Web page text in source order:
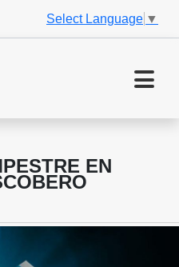
Select Language ▼
EN